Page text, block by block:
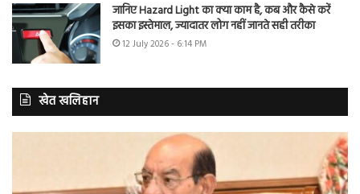
जानिए Hazard Light का क्या काम है, कब और कैसे करें
इसका इस्तेमाल, ज्यादातर लोग नहीं जानते सही तरीका
12 July 2026 - 6:14 PM
खेत खलिहान